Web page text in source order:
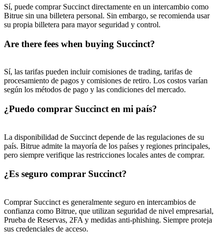
Sí, puede comprar Succinct directamente en un intercambio como
Bitrue sin una billetera personal. Sin embargo, se recomienda usar
su propia billetera para mayor seguridad y control.
Are there fees when buying Succinct?
Sí, las tarifas pueden incluir comisiones de trading, tarifas de
procesamiento de pagos y comisiones de retiro. Los costos varían
según los métodos de pago y las condiciones del mercado.
¿Puedo comprar Succinct en mi país?
La disponibilidad de Succinct depende de las regulaciones de su
país. Bitrue admite la mayoría de los países y regiones principales,
pero siempre verifique las restricciones locales antes de comprar.
¿Es seguro comprar Succinct?
Comprar Succinct es generalmente seguro en intercambios de
confianza como Bitrue, que utilizan seguridad de nivel empresarial,
Prueba de Reservas, 2FA y medidas anti-phishing. Siempre proteja
sus credenciales de acceso.